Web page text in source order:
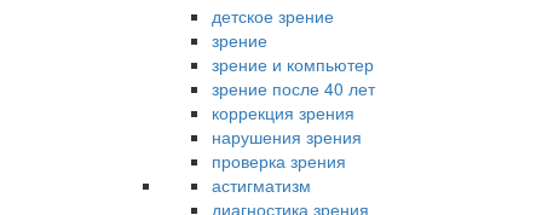
детское зрение
зрение
зрение и компьютер
зрение после 40 лет
коррекция зрения
нарушения зрения
проверка зрения
астигматизм
диагностика зрения